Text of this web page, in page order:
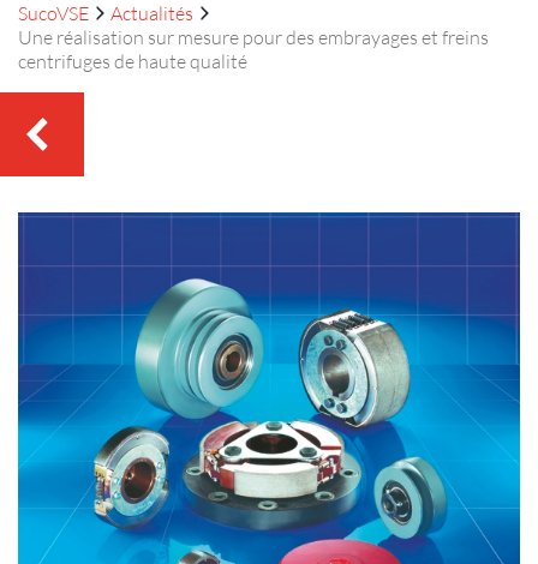
SucoVSE
Actualités
Une réalisation sur mesure pour des embrayages et freins
centrifuges de haute qualité